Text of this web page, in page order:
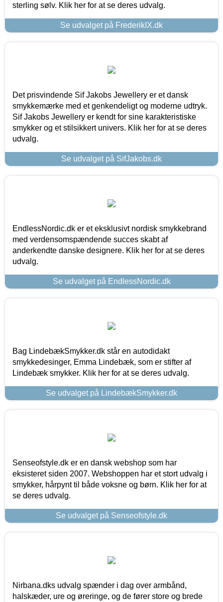
sterling sølv. Klik her for at se deres udvalg.
Se udvalget på FrederikIX.dk
Det prisvindende Sif Jakobs Jewellery er et dansk
smykkemærke med et genkendeligt og moderne udtryk.
Sif Jakobs Jewellery er kendt for sine karakteristiske
smykker og et stilsikkert univers. Klik her for at se deres
udvalg.
Se udvalget på SifJakobs.dk
EndlessNordic.dk er et eksklusivt nordisk smykkebrand
med verdensomspændende succes skabt af
anderkendte danske designere. Klik her for at se deres
udvalg.
Se udvalget på EndlessNordic.dk
Bag LindebækSmykker.dk står en autodidakt
smykkedesinger, Emma Lindebæk, som er stifter af
Lindebæk smykker. Klik her for at se deres udvalg.
Se udvalget på LindebækSmykker.dk
Senseofstyle.dk er en dansk webshop som har
eksisteret siden 2007. Webshoppen har et stort udvalg i
smykker, hårpynt til både voksne og børn. Klik her for at
se deres udvalg.
Se udvalget på Senseofstyle.dk
Nirbana.dks udvalg spænder i dag over armbånd,
halskæder, ure og øreringe, og de fører store og brede